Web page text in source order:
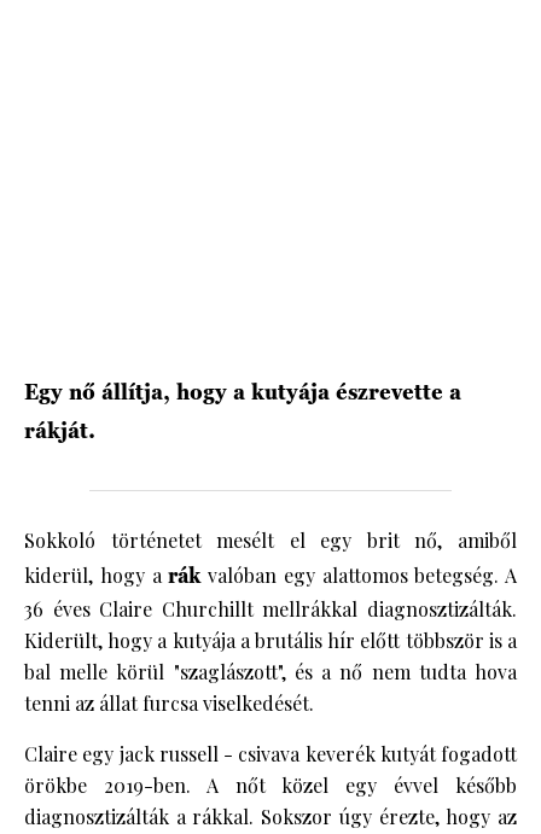
Egy nő állítja, hogy a kutyája észrevette a
rákját.
Sokkoló történetet mesélt el egy brit nő, amiből
kiderül, hogy arák valóban egy alattomos betegség. A
36 éves Claire Churchillt mellrákkal diagnosztizálták.
Kiderült, hogy a kutyája a brutális hír előtt többször is a
bal melle körül "szaglászott", és a nő nem tudta hova
tenni az állat furcsa viselkedését.
Claire egy jack russell - csivava keverék kutyát fogadott
örökbe 2019-ben. A nőt közel egy évvel később
diagnosztizálták a rákkal. Sokszor úgy érezte, hogy az